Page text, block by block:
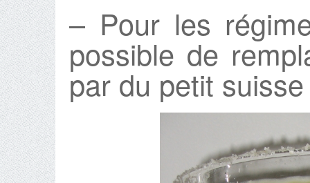
– Pour les
possible de
par du petit